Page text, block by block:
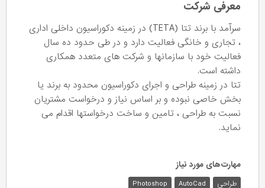
معرفی شرکت
سرآمد با برند تتا (TETA) در زمینه دکوراسیون داخلی اداری
، تجاری و خانگی فعالیت دارد و در طی حدود ده سال
فعالیت خود با سازمانها و شرکت های متعدد همکاری
داشته است.
تتا در زمینه طراحی و اجرای دکوراسیون محدود به برند یا
بخش خاصی نبوده و بر اساس نیاز و درخواست مشتریان
نسبت به طراحی ، تامین و ساخت درخواستها اقدام می
نماید.
مهارت‌های مورد نیاز
طراحی AutoCad
Photoshop